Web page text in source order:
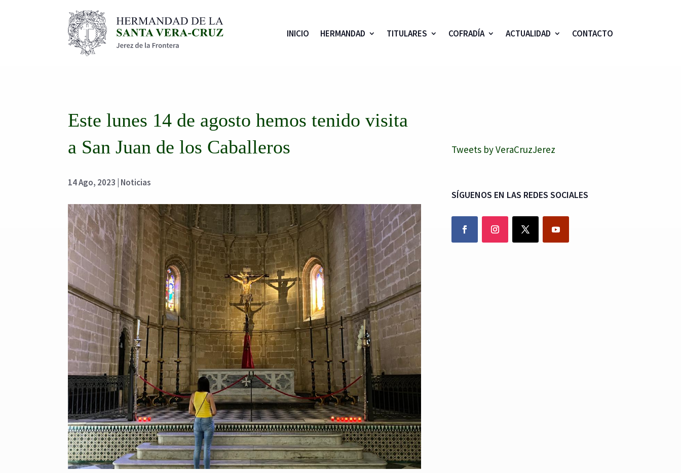
INICIO HERMANDAD TITULARES COFRADÍA ACTUALIDAD CONTACTO
Este lunes 14 de agosto hemos tenido visita
a San Juan de los Caballeros
14 Ago, 2023 Noticias
Tweets by VeraCruzJerez
SÍGUENOS EN LAS REDES SOCIALES